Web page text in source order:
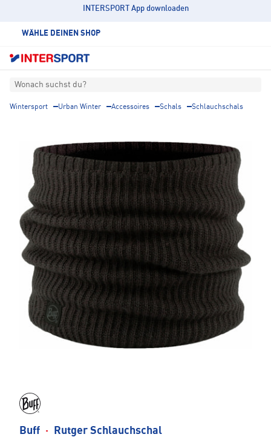
INTERSPORT App downloaden
WÄHLE DEINEN SHOP
Wonach suchst du?
Wintersport Urban Winter Accessoires Schals Schlauchschals
Buff · Rutger Schlauchschal